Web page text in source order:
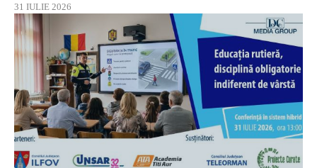
31 IULIE 2026